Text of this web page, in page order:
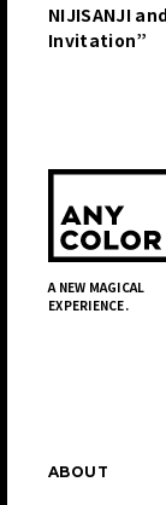
NIJISANJI
Invitation”
A NEW MAGICAL
EXPERIENCE.
ABOUT